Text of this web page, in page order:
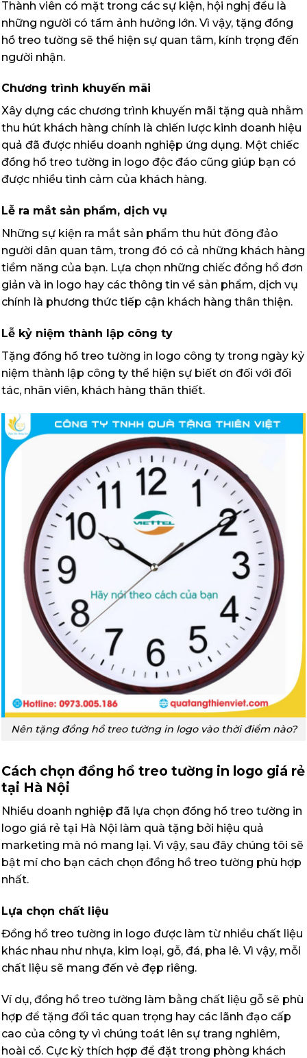
Thành viên có mặt trong các sự kiện, hội nghị đều là
những người có tầm ảnh hưởng lớn. Vì vậy, tặng đồng
hồ treo tường sẽ thể hiện sự quan tâm, kính trọng đến
người nhận.
Chương trình khuyến mãi
Xây dựng các chương trình khuyến mãi tặng quà nhằm
thu hút khách hàng chính là chiến lược kinh doanh hiệu
quả đã được nhiều doanh nghiệp ứng dụng. Một chiếc
đồng hồ treo tường in logo độc đáo cũng giúp bạn có
được nhiều tình cảm của khách hàng.
Lễ ra mắt sản phẩm, dịch vụ
Những sự kiện ra mắt sản phẩm thu hút đông đảo
người dân quan tâm, trong đó có cả những khách hàng
tiềm năng của bạn. Lựa chọn những chiếc đồng hồ đơn
giản và in logo hay các thông tin về sản phẩm, dịch vụ
chính là phương thức tiếp cận khách hàng thân thiện.
Lễ kỷ niệm thành lập công ty
Tặng đồng hồ treo tường in logo công ty trong ngày kỷ
niệm thành lập công ty thể hiện sự biết ơn đối với đối
tác, nhân viên, khách hàng thân thiết.
Nên tặng đồng hồ treo tường in logo vào thời điểm nào?
Cách chọn đồng hồ treo tường in logo giá rẻ
tại Hà Nội
Nhiều doanh nghiệp đã lựa chọn đồng hồ treo tường in
logo giá rẻ tại Hà Nội làm quà tặng bởi hiệu quả
marketing mà nó mang lại. Vì vậy, sau đây chúng tôi sẽ
bật mí cho bạn cách chọn đồng hồ treo tường phù hợp
nhất.
Lựa chọn chất liệu
Đồng hồ treo tường in logo được làm từ nhiều chất liệu
khác nhau như nhựa, kim loại, gỗ, đá, pha lê. Vì vậy, mỗi
chất liệu sẽ mang đến vẻ đẹp riêng.
Ví dụ, đồng hồ treo tường làm bằng chất liệu gỗ sẽ phù
hợp để tặng đối tác quan trọng hay các lãnh đạo cấp
cao của công ty vì chúng toát lên sự trang nghiêm,
hoài cổ. Cực kỳ thích hợp để đặt trong phòng khách